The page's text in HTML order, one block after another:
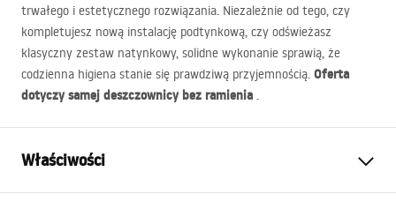
trwałego i estetycznego rozwiązania. Niezależnie od tego, czy
kompletujesz nową instalację podtynkową, czy odświeżasz
klasyczny zestaw natynkowy, solidne wykonanie sprawią, że
codzienna higiena stanie się prawdziwą przyjemnością. Oferta
dotyczy samej deszczownicy bez ramienia .
Właściwości